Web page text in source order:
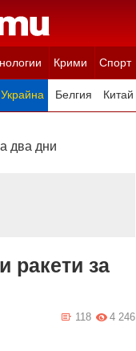
Крими Спорт
Украйна Белгия Китай
два дни
ракети за
4 246
118